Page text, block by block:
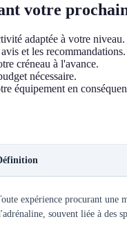
votre
adaptée à votre niveau.
et les recommandations.
créneau à l'avance.
nécessaire.
équipement en
expérience procurant une
souvent liée à des